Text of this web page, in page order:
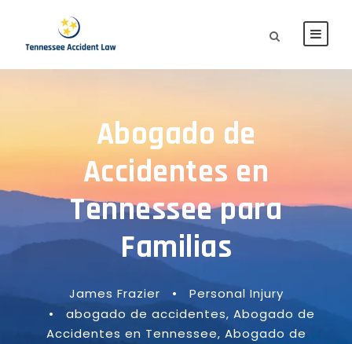
Abogado de
Accidentes en
Tennessee para
Familias
James Frazier •
Personal Injury
•
abogado de accidentes, Abogado de
Accidentes en Tennessee, Abogado de